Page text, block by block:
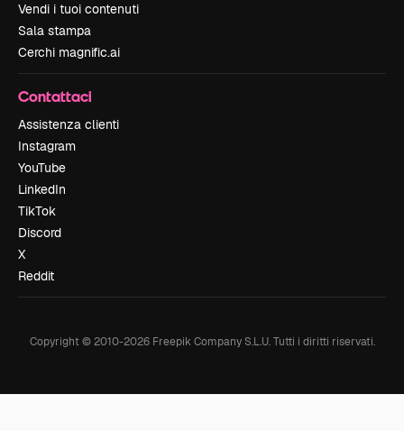
Vendi i tuoi contenuti
Sala stampa
Cerchi magnific.ai
Contattaci
Assistenza clienti
Instagram
YouTube
LinkedIn
TikTok
Discord
X
Reddit
Copyright © 2010-2026Freepik Company S.L.U. Tutti i diritti riservati.